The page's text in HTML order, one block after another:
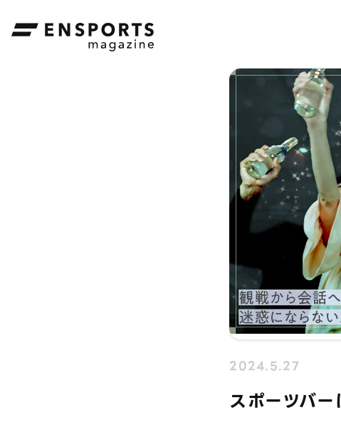
ENSPORTS magazine
2024.5.27
スポーツバ